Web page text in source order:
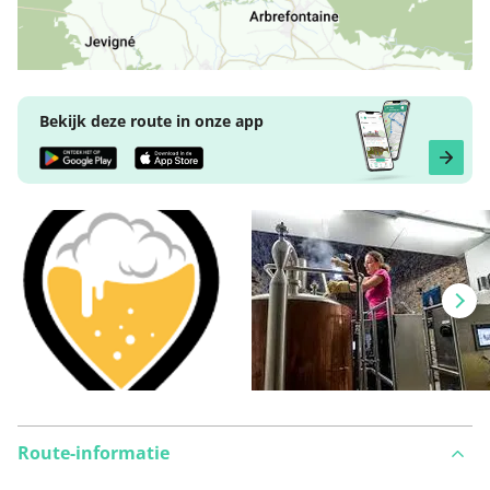
Bekijk deze route in onze app
Route-informatie